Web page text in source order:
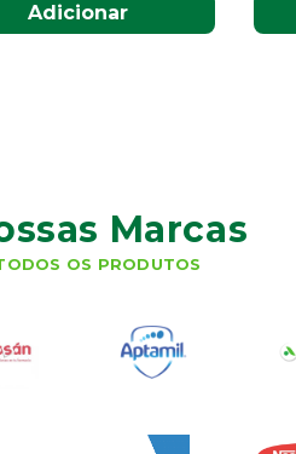
Adicionar
Marcas
OS PRODUTOS